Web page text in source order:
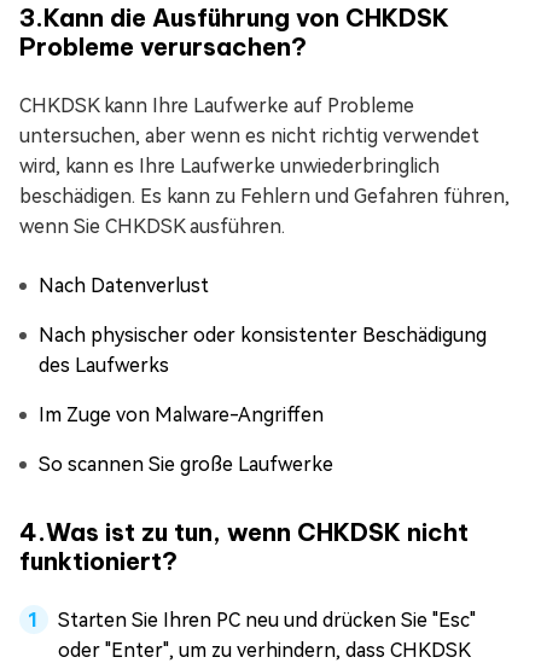
3.Kann die Ausführung von CHKDSK
Probleme verursachen?
CHKDSK kann Ihre Laufwerke auf Probleme
untersuchen, aber wenn es nicht richtig verwendet
wird, kann es Ihre Laufwerke unwiederbringlich
beschädigen. Es kann zu Fehlern und Gefahren führen,
wenn Sie CHKDSK ausführen.
Nach Datenverlust
Nach physischer oder konsistenter Beschädigung
des Laufwerks
Im Zuge von Malware-Angriffen
So scannen Sie große Laufwerke
4.Was ist zu tun, wenn CHKDSK nicht
funktioniert?
Starten Sie Ihren PC neu und drücken Sie "Esc"
oder "Enter", um zu verhindern, dass CHKDSK